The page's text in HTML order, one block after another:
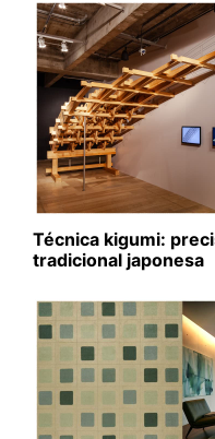
Técnica kigumi:
tradicional japonesa